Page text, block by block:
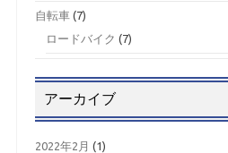
自転車 (7)
ロードバイク (7)
アーカイブ
2022年2月 (1)